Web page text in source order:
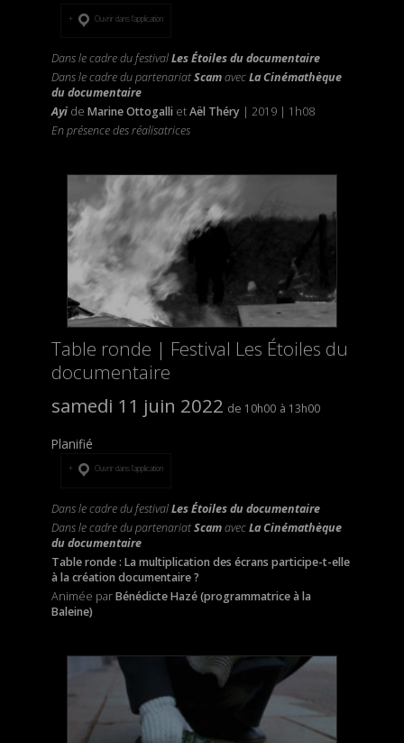
Ouvrir dans l’application
Dans le cadre du festivalLes Étoiles du documentaire
Dans le cadre du partenariatScamavecLa Cinémathèque
du documentaire
Ayide Marine OttogallietAël Théry | 2019 | 1h08
En présence des réalisatrices
Table ronde | Festival Les Étoiles du
documentaire
samedi 11 juin 2022
10h00 13h00
Planifié
Ouvrir dans l’application
Dans le cadre du festivalLes Étoiles du documentaire
Dans le cadre du partenariatScamavecLa Cinémathèque
du documentaire
Table ronde : La multiplication des écrans participe-t-elle
à la création documentaire ?
Animée parBénédicte Hazé (programmatrice à la
Baleine)